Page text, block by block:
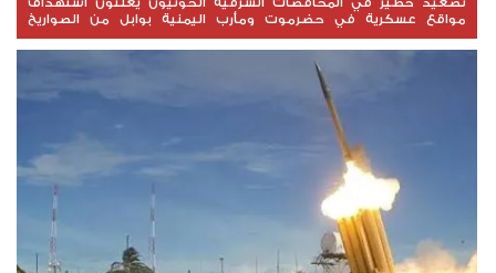
مواقع عسكرية في حضرموت ومأرب اليمنية بوابل من الصواريخ
والطائرات المسيّرة